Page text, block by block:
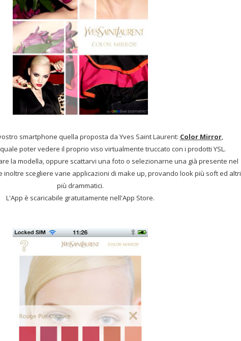
smartphone quella proposta da Yves Saint Laurent: Color Mirror,
poter vedere il proprio viso virtualmente truccato con i prodotti YSL.
la modella, oppure scattarvi una foto o selezionarne una già presente nel
scegliere varie applicazioni di make up, provando look più soft ed altri
più drammatici.
L'App è scaricabile gratuitamente nell'App Store.